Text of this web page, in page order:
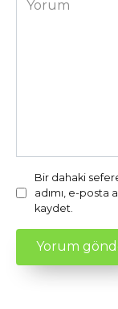
Bir dahaki
adımı, e-posta
kaydet.